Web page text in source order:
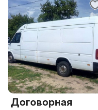
Договорная